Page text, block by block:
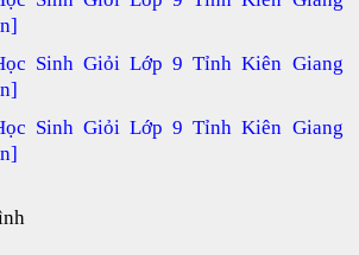
Sinh Giỏi Lớp 9 Tỉnh Kiên Giang
Sinh Giỏi Lớp 9 Tỉnh Kiên Giang